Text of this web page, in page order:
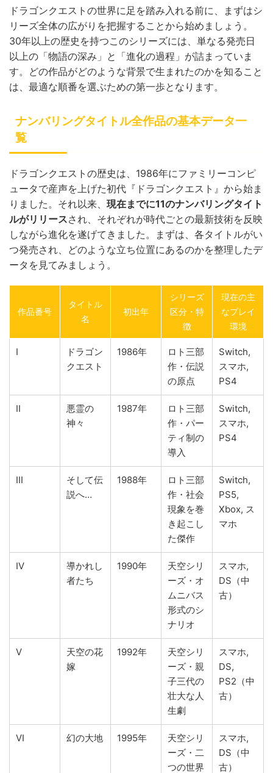
ドラゴンクエストの世界に足を踏み入れる前に、まずはシ
リーズ全体の広がりを把握することから始めましょう。
30年以上の歴史を持つこのシリーズには、単なる発売日
以上の「物語の深み」と「進化の過程」が詰まっていま
す。どの作品がどのような背景で生まれたのかを知ること
は、最適な順番を選ぶための第一歩となります。
ナンバリングタイトル全作品の基本データ一
覧
ドラゴンクエストの歴史は、1986年にファミリーコンピ
ュータで産声を上げた初代『ドラゴンクエスト』から始ま
りました。それ以来、 現在までに11のナンバリングタイト
ルがリリースされ、それぞれが時代ごとの最新技術を反映
しながら進化を遂げてきました。まずは、各タイトルがい
つ発売され、どのような立ち位置にあるのかを整理したデ
ータを見てみましょう。
作品番号
タイトル
名
初出年
シリーズ
区分・特
徴
現在の主
なプレイ
環境
I
ドラゴン
クエスト
1986年
ロト三部
作・伝説
の原点
Switch,
スマホ,
PS4
II
悪霊の
神々
1987年
ロト三部
作・パー
ティ制の
導入
Switch,
スマホ,
PS4
III
そして伝
説へ…
1988年
ロト三部
作・社会
現象を巻
き起こし
た傑作
Switch,
PS5,
Xbox, ス
マホ
IV
導かれし
者たち
1990年
天空シリ
ーズ・オ
ムニバス
形式のシ
ナリオ
スマホ,
DS（中
古）
V
天空の花
嫁
1992年
天空シリ
ーズ・親
子三代の
壮大な人
生劇
スマホ,
DS,
PS2（中
古）
VI 幻の大地 1995年
天空シリ
ーズ・二
つの世界
スマホ,
DS（中
古）